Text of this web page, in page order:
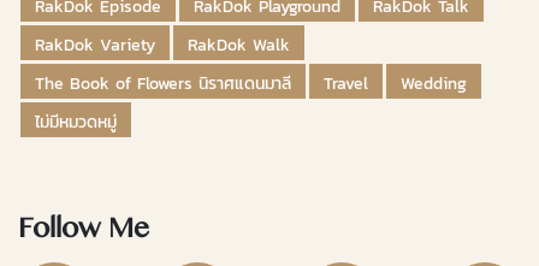
RakDok Episode
RakDok Playground
RakDok Talk
RakDok Variety
RakDok Walk
The Book of Flowers นิราศแดนมาลี
Travel
Wedding
ไม่มีหมวดหมู่
Follow Me